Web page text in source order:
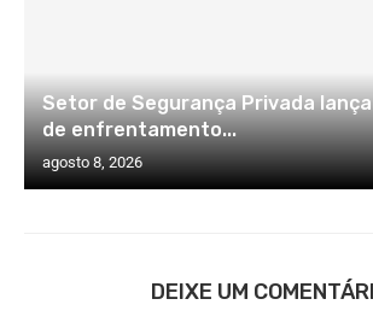
Setor de Segurança Privada
de enfrentamento...
agosto 8, 2026
DEIXE UM